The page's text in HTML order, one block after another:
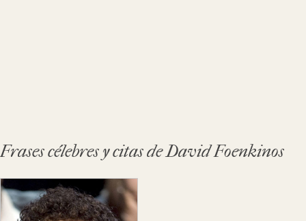
Frases célebres y citas de David Foenkinos